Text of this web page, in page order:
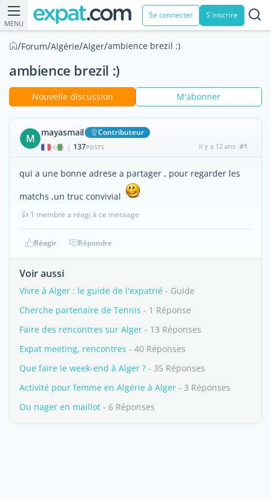
MENU
Se connecter S'inscrire
/Forum/Algérie/Alger/ambience brezil :)
ambience brezil :)
Nouvelle discussion M'abonner
M mayasmail Contributeur
| 137POSTS il y a 12 ans #1
qui a une bonne adrese a partager , pour regarder les
matchs ,un truc convivial
👍 1 membre a réagi à ce message
Réagir Répondre
Voir aussi
Vivre à Alger : le guide de l'expatrié - Guide
Cherche partenaire de Tennis - 1 Réponse
Faire des rencontres sur Alger - 13 Réponses
Expat meeting, rencontres - 40 Réponses
Que faire le week-end à Alger ? - 35 Réponses
Activité pour femme en Algérie à Alger - 3 Réponses
Ou nager en maillot - 6 Réponses